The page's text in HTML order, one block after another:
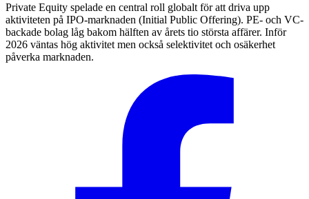
Private Equity spelade en central roll globalt för att driva upp
aktiviteten på IPO-marknaden (Initial Public Offering). PE- och VC-
backade bolag låg bakom hälften av årets tio största affärer. Inför
2026 väntas hög aktivitet men också selektivitet och osäkerhet
påverka marknaden.